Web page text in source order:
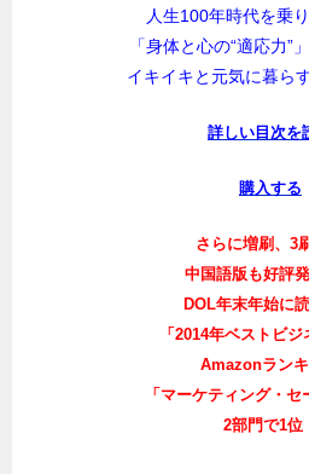
人生100年時代を乗
「身体と心の“適応力”
イキイキと元気に暮ら
詳しい目次を
購入する
さらに増刷、3
中国語版も好評
DOL年末年始に
「2014年ベストビジ
Amazonラン
「マーケティング・
2部門で1位